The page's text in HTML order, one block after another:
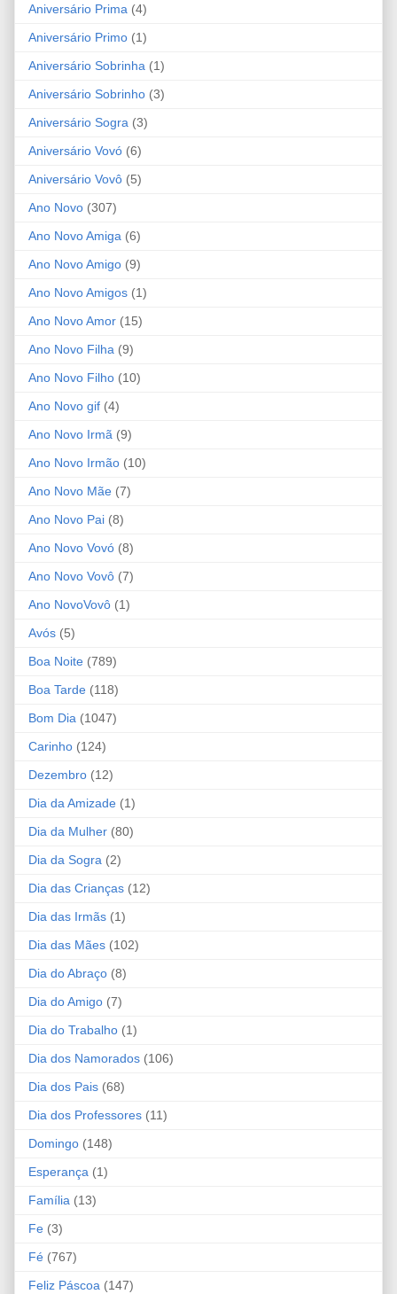
Aniversário Prima (4)
Aniversário Primo (1)
Aniversário Sobrinha (1)
Aniversário Sobrinho (3)
Aniversário Sogra (3)
Aniversário Vovó (6)
Aniversário Vovô (5)
Ano Novo (307)
Ano Novo Amiga (6)
Ano Novo Amigo (9)
Ano Novo Amigos (1)
Ano Novo Amor (15)
Ano Novo Filha (9)
Ano Novo Filho (10)
Ano Novo gif (4)
Ano Novo Irmã (9)
Ano Novo Irmão (10)
Ano Novo Mãe (7)
Ano Novo Pai (8)
Ano Novo Vovó (8)
Ano Novo Vovô (7)
Ano NovoVovô (1)
Avós (5)
Boa Noite (789)
Boa Tarde (118)
Bom Dia (1047)
Carinho (124)
Dezembro (12)
Dia da Amizade (1)
Dia da Mulher (80)
Dia da Sogra (2)
Dia das Crianças (12)
Dia das Irmãs (1)
Dia das Mães (102)
Dia do Abraço (8)
Dia do Amigo (7)
Dia do Trabalho (1)
Dia dos Namorados (106)
Dia dos Pais (68)
Dia dos Professores (11)
Domingo (148)
Esperança (1)
Família (13)
Fe (3)
Fé (767)
Feliz Páscoa (147)